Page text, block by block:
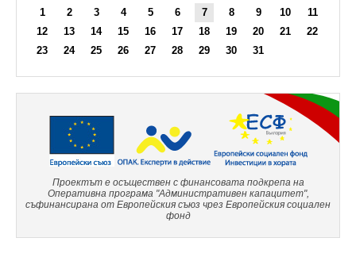
1 2 3 4 5 6 7 8 9 10
11
12
13 14 15 16 17 18 19 20 21
22
23
24 25 26 27 28 29 30 31
Проектът е осъществен с финансовата подкрепа на
Оперативна програма "Административен капацитет",
съфинансирана от Европейския съюз чрез Европейския социален
фонд